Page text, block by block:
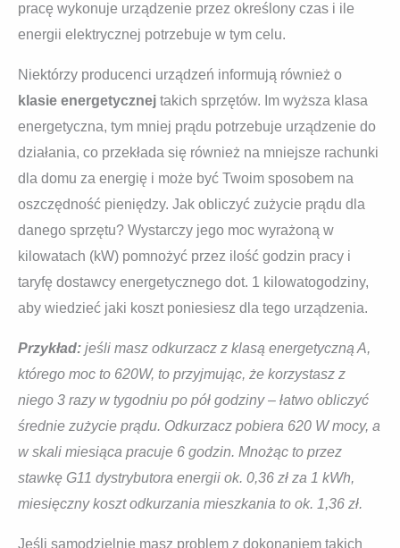
pracę wykonuje urządzenie przez określony czas i ile
energii elektrycznej potrzebuje w tym celu.
Niektórzy producenci urządzeń informują również o
klasie energetycznej takich sprzętów. Im wyższa klasa
energetyczna, tym mniej prądu potrzebuje urządzenie do
działania, co przekłada się również na mniejsze rachunki
dla domu za energię i może być Twoim sposobem na
oszczędność pieniędzy. Jak obliczyć zużycie prądu dla
danego sprzętu? Wystarczy jego moc wyrażoną w
kilowatach (kW) pomnożyć przez ilość godzin pracy i
taryfę dostawcy energetycznego dot. 1 kilowatogodziny,
aby wiedzieć jaki koszt poniesiesz dla tego urządzenia.
Przykład: jeśli masz odkurzacz z klasą energetyczną A,
którego moc to 620W, to przyjmując, że korzystasz z
niego 3 razy w tygodniu po pół godziny – łatwo obliczyć
średnie zużycie prądu. Odkurzacz pobiera 620 W mocy, a
w skali miesiąca pracuje 6 godzin. Mnożąc to przez
stawkę G11 dystrybutora energii ok. 0,36 zł za 1 kWh,
miesięczny koszt odkurzania mieszkania to ok. 1,36 zł.
Jeśli samodzielnie masz problem z dokonaniem takich